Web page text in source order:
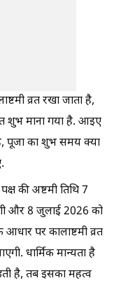
व्रत रखा जाता है,
शुभ माना गया है. आइए
पूजा का शुभ समय क्या
की अष्टमी तिथि 7
और 8 जुलाई 2026 को
पर कालाष्टमी व्रत
धार्मिक मान्यता है
है, तब इसका महत्व